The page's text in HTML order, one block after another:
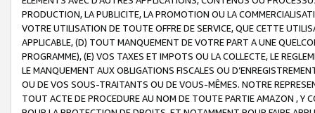
PRODUCTION, LA PUBLICITE, LA PROMOTION OU LA
VOTRE UTILISATION DE TOUTE OFFRE DE SERVICE, QUE CETTE
APPLICABLE, (D) TOUT MANQUEMENT DE VOTRE PART A UNE
PROGRAMME), (E) VOS TAXES ET IMPOTS OU LA COLLECTE, LE
LE MANQUEMENT AUX OBLIGATIONS FISCALES OU
OU DE VOS SOUS-TRAITANTS OU DE VOUS-MÊMES. NOTRE
TOUT ACTE DE PROCEDURE AU NOM DE TOUTE PARTIE AMAZON , Y